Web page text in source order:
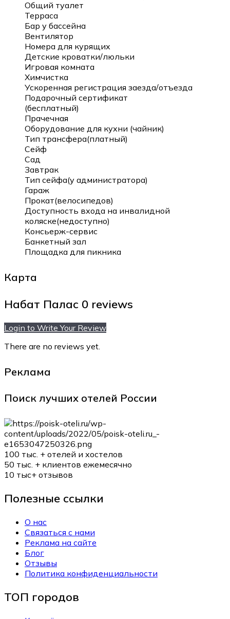
Общий туалет
Терраса
Бар у бассейна
Вентилятор
Номера для курящих
Детские кроватки/люльки
Игровая комната
Химчистка
Ускоренная регистрация заезда/отъезда
Подарочный сертификат
(бесплатный)
Прачечная
Оборудование для кухни (чайник)
Тип трансфера(платный)
Сейф
Сад
Завтрак
Тип сейфа(у администратора)
Гараж
Прокат(велосипедов)
Доступность входа на инвалидной
коляске(недоступно)
Консьерж-сервис
Банкетный зал
Площадка для пикника
Карта
Набат Палас 0 reviews
Login to Write Your Review
There are no reviews yet.
Реклама
Поиск лучших отелей России
100 тыс. + отелей и хостелов
50 тыс. + клиентов ежемесячно
10 тыс+ отзывов
Полезные ссылки
О нас
Связаться с нами
Реклама на сайте
Блог
Отзывы
Политика конфиденциальности
ТОП городов